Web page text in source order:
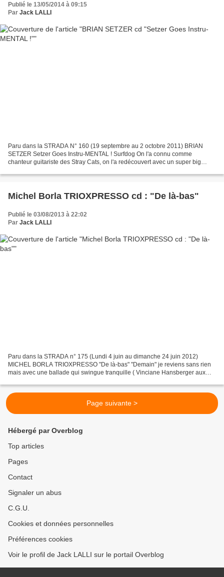
Publié le 13/05/2014 à 09:15
Par Jack LALLI
Paru dans la STRADA N° 160 (19 septembre au 2 octobre 2011) BRIAN
SETZER Setzer Goes Instru-MENTAL ! Surfdog On l'a connu comme
chanteur guitariste des Stray Cats, on l'a redécouvert avec un super big
Michel Borla TRIOXPRESSO cd : "De là-bas"
Publié le 03/08/2013 à 22:02
Par Jack LALLI
Paru dans la STRADA n° 175 (Lundi 4 juin au dimanche 24 juin 2012)
MICHEL BORLA TRIOXPRESSO "De là-bas" "Demain" je reviens sans rien
mais avec une ballade qui swingue tranquille ( Vinciane Hansberger aux
Page suivante >
Hébergé par Overblog
Top articles
Pages
Contact
Signaler un abus
C.G.U.
Cookies et données personnelles
Préférences cookies
Voir le profil de Jack LALLI sur le portail Overblog